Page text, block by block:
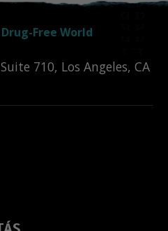
Free World
710, Los Angeles, CA